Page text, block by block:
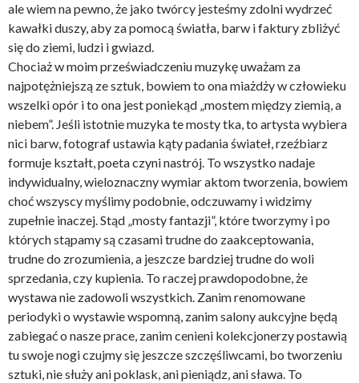
ale wiem na pewno, że jako twórcy jesteśmy zdolni wydrzeć
kawałki duszy, aby za pomocą światła, barw i faktury zbliżyć
się do ziemi, ludzi i gwiazd.
Chociaż w moim przeświadczeniu muzykę uważam za
najpotężniejszą ze sztuk, bowiem to ona miażdży w człowieku
wszelki opór i to ona jest poniekąd „mostem między ziemią, a
niebem”. Jeśli istotnie muzyka te mosty tka, to artysta wybiera
nici barw, fotograf ustawia kąty padania świateł, rzeźbiarz
formuje kształt, poeta czyni nastrój. To wszystko nadaje
indywidualny, wieloznaczny wymiar aktom tworzenia, bowiem
choć wszyscy myślimy podobnie, odczuwamy i widzimy
zupełnie inaczej. Stąd „mosty fantazji”, które tworzymy i po
których stąpamy są czasami trudne do zaakceptowania,
trudne do zrozumienia, a jeszcze bardziej trudne do woli
sprzedania, czy kupienia. To raczej prawdopodobne, że
wystawa nie zadowoli wszystkich. Zanim renomowane
periodyki o wystawie wspomną, zanim salony aukcyjne będą
zabiegać o nasze prace, zanim cenieni kolekcjonerzy postawią
tu swoje nogi czujmy się jeszcze szczęśliwcami, bo tworzeniu
sztuki, nie służy ani poklask, ani pieniądz, ani sława. To